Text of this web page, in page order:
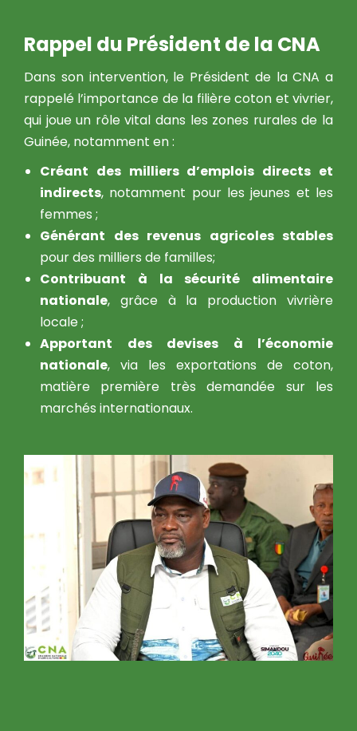
Rappel du Président de la CNA
Dans son intervention, le Président de la CNA a
rappelé l’importance de la filière coton et vivrier,
qui joue un rôle vital dans les zones rurales de la
Guinée, notamment en :
Créant des milliers d’emplois directs et
indirects, notamment pour les jeunes et les
femmes ;
Générant des revenus agricoles stables
pour des milliers de familles;
Contribuant à la sécurité alimentaire
nationale, grâce à la production vivrière
locale ;
Apportant des devises à l’économie
nationale, via les exportations de coton,
matière première très demandée sur les
marchés internationaux.